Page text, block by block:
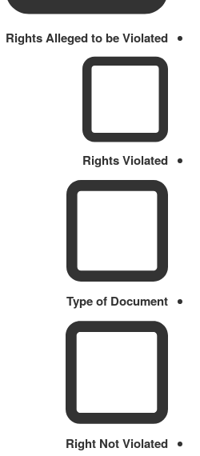
Rights Alleged to be Violated
Rights Violated
Type of Document
Right Not Violated